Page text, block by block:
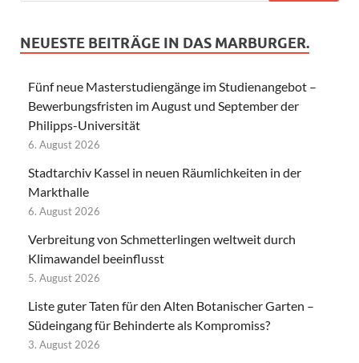
NEUESTE BEITRÄGE IN DAS MARBURGER.
Fünf neue Masterstudiengänge im Studienangebot –
Bewerbungsfristen im August und September der
Philipps-Universität
6. August 2026
Stadtarchiv Kassel in neuen Räumlichkeiten in der
Markthalle
6. August 2026
Verbreitung von Schmetterlingen weltweit durch
Klimawandel beeinflusst
5. August 2026
Liste guter Taten für den Alten Botanischer Garten –
Südeingang für Behinderte als Kompromiss?
3. August 2026